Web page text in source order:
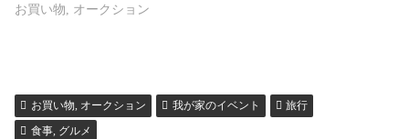
お買い物, オークション
お買い物, オークション 我が家のイベント
旅行
食事, グルメ